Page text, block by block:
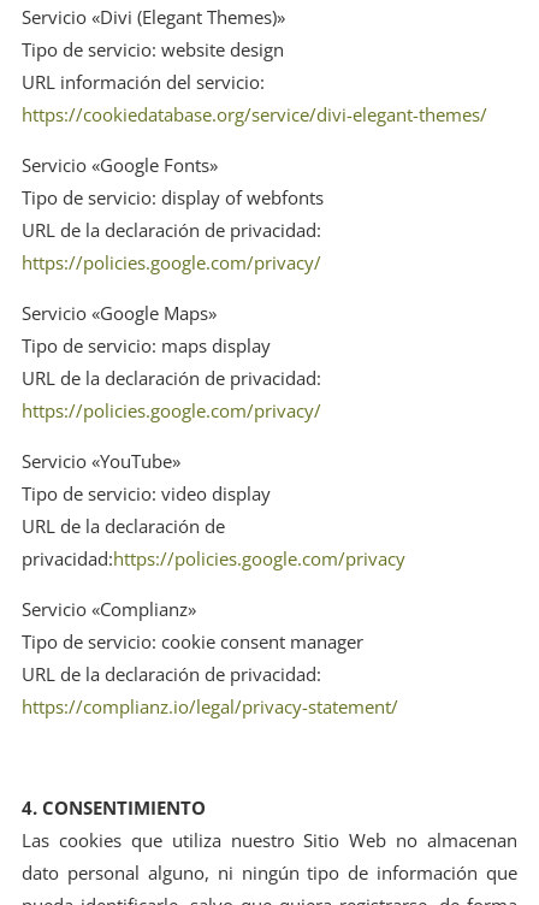
Servicio «Divi (Elegant Themes)»
Tipo de servicio: website design
URL información del servicio:
https://cookiedatabase.org/service/divi-elegant-themes/
Servicio «Google Fonts»
Tipo de servicio: display of webfonts
URL de la declaración de privacidad:
https://policies.google.com/privacy/
Servicio «Google Maps»
Tipo de servicio: maps display
URL de la declaración de privacidad:
https://policies.google.com/privacy/
Servicio «YouTube»
Tipo de servicio: video display
URL de la declaración de
privacidad:https://policies.google.com/privacy
Servicio «Complianz»
Tipo de servicio: cookie consent manager
URL de la declaración de privacidad:
https://complianz.io/legal/privacy-statement/
4. CONSENTIMIENTO
Las cookies que utiliza nuestro Sitio Web no almacenan
dato personal alguno, ni ningún tipo de información que